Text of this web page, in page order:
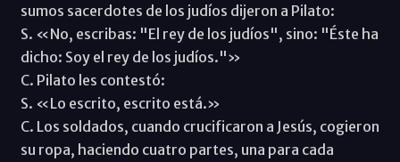
sumos sacerdotes de los judíos dijeron a Pilato:
S. «No, escribas: "El rey de los judíos", sino: "Éste ha
dicho: Soy el rey de los judíos."»
C. Pilato les contestó:
S. «Lo escrito, escrito está.»
C. Los soldados, cuando crucificaron a Jesús, cogieron
su ropa, haciendo cuatro partes, una para cada